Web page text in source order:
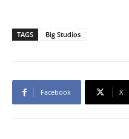
TAGS Big Studios
Facebook X